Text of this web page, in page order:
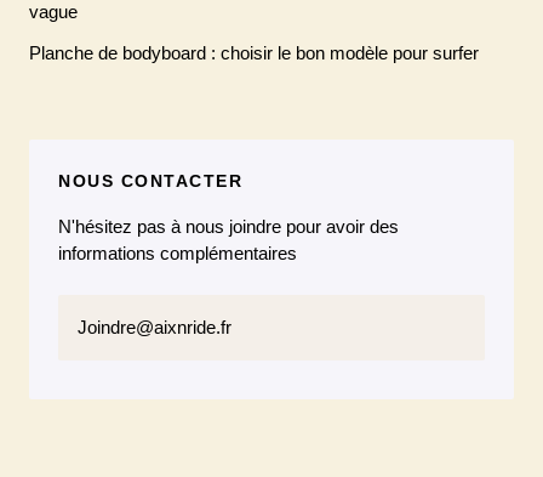
vague
Planche de bodyboard : choisir le bon modèle pour surfer
NOUS CONTACTER
N'hésitez pas à nous joindre pour avoir des
informations complémentaires
Joindre@aixnride.fr